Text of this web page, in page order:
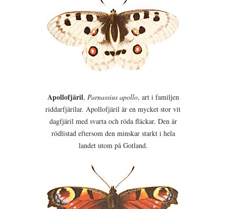
Apollofjäril, Parnassius apollo, art i familjen
riddarfjärilar. Apollofjäril är en mycket stor vit
dagfjäril med svarta och röda fläckar. Den är
rödlistad eftersom den minskar starkt i hela
landet utom på Gotland.